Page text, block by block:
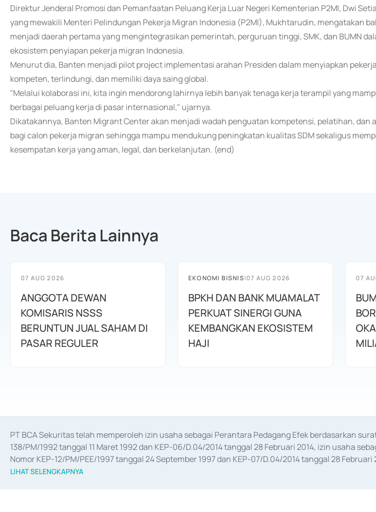
Direktur Jenderal Promosi dan Pemanfaatan Peluang Kerja Luar Negeri Kementerian P2MI, Dwi
yang mewakili Menteri Pelindungan Pekerja Migran Indonesia (P2MI), Mukhtarudin, mengatakan
menjadi daerah pertama yang mengintegrasikan pemerintah, perguruan tinggi, SMK, dan BUMN
ekosistem penyiapan pekerja migran Indonesia.
Menurut dia, Banten menjadi pilot project implementasi arahan Presiden dalam menyiapkan
kompeten, terlindungi, dan memiliki daya saing global.
"Melalui kolaborasi ini, kita ingin mendorong lahirnya lebih banyak tenaga kerja terampil yang
berbagai peluang kerja di pasar internasional," ujarnya.
Dikatakannya, Banten Migrant Center akan menjadi wadah penguatan kompetensi, pelatihan, dan
bagi calon pekerja migran sehingga mampu mendukung peningkatan kualitas SDM sekaligus
kesempatan kerja yang aman, legal, dan berkelanjutan. (end)
Baca Berita Lainnya
07 AUG 2026
ANGGOTA DEWAN
KOMISARIS NSSS
BERUNTUN JUAL SAHAM DI
PASAR REGULER
EKONOMI BISNIS|07 AUG 2026
BPKH DAN BANK MUAMALAT
PERKUAT SINERGI GUNA
KEMBANGKAN EKOSISTEM
HAJI
07
PT BCA Sekuritas telah memperoleh izin usaha sebagai Perantara Pedagang Efek berdasarkan
138/PM/1992 tanggal 11 Maret 1992 dan KEP-06/D.04/2014 tanggal 28 Februari 2014, izin usaha
Nomor KEP-12/PM/PEE/1997 tanggal 24 September 1997 dan KEP-07/D.04/2014 tanggal 28
merger, akuisisi, divestasi, dan
LIHAT SELENGKAPNYA